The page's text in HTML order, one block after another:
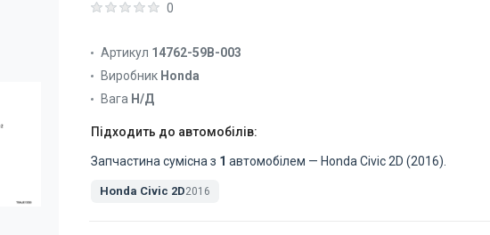
0
Артикул 14762-59B-003
Виробник Honda
Вага Н/Д
Підходить до автомобілів:
Запчастина сумісна з 1 автомобілем — Honda Civic 2D (2016).
Honda Civic 2D2016